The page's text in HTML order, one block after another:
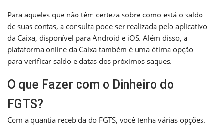
Para aqueles que não têm certeza sobre como está o saldo
de suas contas, a consulta pode ser realizada pelo aplicativo
da Caixa, disponível para Android e iOS. Além disso, a
plataforma online da Caixa também é uma ótima opção
para verificar saldo e datas dos próximos saques.
O que Fazer com o Dinheiro do
FGTS?
Com a quantia recebida do FGTS, você tenha várias opções.